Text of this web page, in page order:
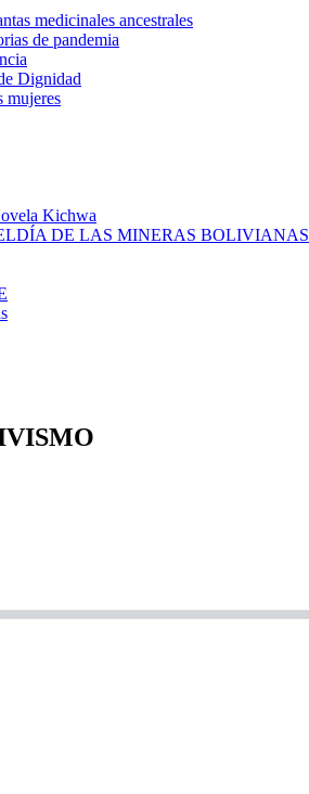
medicinales ancestrales
de pandemia
Dignidad
mujeres
Kichwa
DE LAS MINERAS BOLIVIANAS